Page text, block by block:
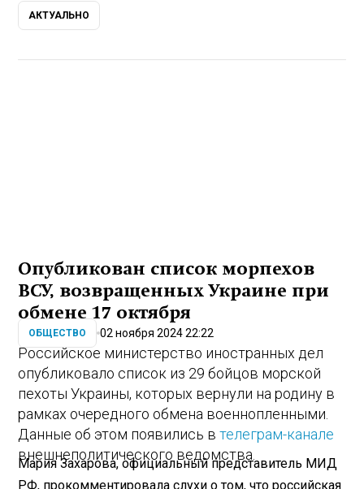
АКТУАЛЬНО
Опубликован список морпехов
ВСУ, возвращенных Украине при
обмене 17 октября
ОБЩЕСТВО 02 ноября 2024 22:22
Российское министерство иностранных дел
опубликовало список из 29 бойцов морской
пехоты Украины, которых вернули на родину в
рамках очередного обмена военнопленными.
Данные об этом появились втелеграм-канале
внешнеполитического ведомства.
Мария Захарова, официальный представитель МИД
РФ, прокомментировала слухи о том, что российская